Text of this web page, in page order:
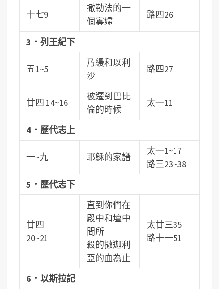
十七9
撒勒法的一
個寡婦
路四26
3．列王紀下
五1~5
乃縵和以利
沙
路四27
廿四 14~16
被遷到巴比
倫的時候
太一11
4．歷代志上
一~九 耶穌的家譜
太一1~17
路三23~38
5．歷代志下
廿四
20~21
直到你們在
殿中和壇中
間所
殺的撒迦利
亞的血為止
太廿三35
路十一51
6．以斯拉記